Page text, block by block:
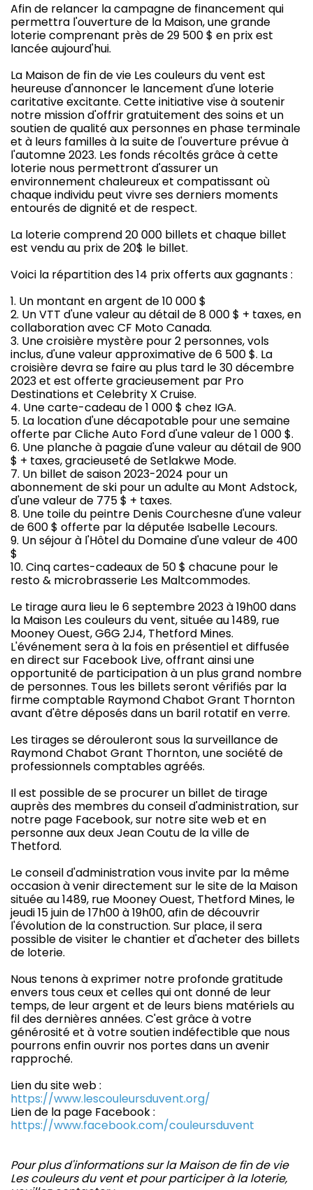
Afin de relancer la campagne de financement qui
permettra l'ouverture de la Maison, une grande
loterie comprenant près de 29 500 $ en prix est
lancée aujourd'hui.
La Maison de fin de vie Les couleurs du vent est
heureuse d'annoncer le lancement d'une loterie
caritative excitante. Cette initiative vise à soutenir
notre mission d'offrir gratuitement des soins et un
soutien de qualité aux personnes en phase terminale
et à leurs familles à la suite de l'ouverture prévue à
l'automne 2023. Les fonds récoltés grâce à cette
loterie nous permettront d'assurer un
environnement chaleureux et compatissant où
chaque individu peut vivre ses derniers moments
entourés de dignité et de respect.
La loterie comprend 20 000 billets et chaque billet
est vendu au prix de 20$ le billet.
Voici la répartition des 14 prix offerts aux gagnants :
1. Un montant en argent de 10 000 $
2. Un VTT d'une valeur au détail de 8 000 $ + taxes, en
collaboration avec CF Moto Canada.
3. Une croisière mystère pour 2 personnes, vols
inclus, d'une valeur approximative de 6 500 $. La
croisière devra se faire au plus tard le 30 décembre
2023 et est offerte gracieusement par Pro
Destinations et Celebrity X Cruise.
4. Une carte-cadeau de 1 000 $ chez IGA.
5. La location d'une décapotable pour une semaine
offerte par Cliche Auto Ford d'une valeur de 1 000 $.
6. Une planche à pagaie d'une valeur au détail de 900
$ + taxes, gracieuseté de Setlakwe Mode.
7. Un billet de saison 2023-2024 pour un
abonnement de ski pour un adulte au Mont Adstock,
d'une valeur de 775 $ + taxes.
8. Une toile du peintre Denis Courchesne d'une valeur
de 600 $ offerte par la députée Isabelle Lecours.
9. Un séjour à l'Hôtel du Domaine d'une valeur de 400
$
10. Cinq cartes-cadeaux de 50 $ chacune pour le
resto & microbrasserie Les Maltcommodes.
Le tirage aura lieu le 6 septembre 2023 à 19h00 dans
la Maison Les couleurs du vent, située au 1489, rue
Mooney Ouest, G6G 2J4, Thetford Mines.
L'événement sera à la fois en présentiel et diffusée
en direct sur Facebook Live, offrant ainsi une
opportunité de participation à un plus grand nombre
de personnes. Tous les billets seront vérifiés par la
firme comptable Raymond Chabot Grant Thornton
avant d'être déposés dans un baril rotatif en verre.
Les tirages se dérouleront sous la surveillance de
Raymond Chabot Grant Thornton, une société de
professionnels comptables agréés.
Il est possible de se procurer un billet de tirage
auprès des membres du conseil d'administration, sur
notre page Facebook, sur notre site web et en
personne aux deux Jean Coutu de la ville de
Thetford.
Le conseil d'administration vous invite par la même
occasion à venir directement sur le site de la Maison
située au 1489, rue Mooney Ouest, Thetford Mines, le
jeudi 15 juin de 17h00 à 19h00, afin de découvrir
l'évolution de la construction. Sur place, il sera
possible de visiter le chantier et d'acheter des billets
de loterie.
Nous tenons à exprimer notre profonde gratitude
envers tous ceux et celles qui ont donné de leur
temps, de leur argent et de leurs biens matériels au
fil des dernières années. C'est grâce à votre
générosité et à votre soutien indéfectible que nous
pourrons enfin ouvrir nos portes dans un avenir
rapproché.
Lien du site web :
https://www.lescouleursduvent.org/
Lien de la page Facebook :
https://www.facebook.com/couleursduvent
Pour plus d'informations sur la Maison de fin de vie
Les couleurs du vent et pour participer à la loterie,